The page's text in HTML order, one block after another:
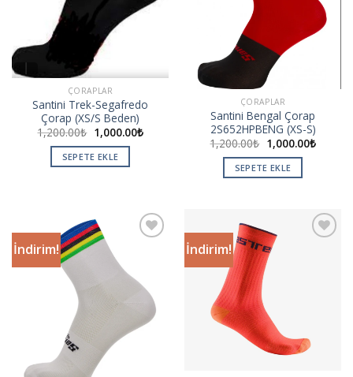
ÇORAPLAR
Santini Trek-Segafredo
Çorap (XS/S Beden)
1,200.00₺ 1,000.00₺
SEPETE EKLE
ÇORAPLAR
Santini Bengal Çorap
2S652HPBENG (XS-S)
1,200.00₺ 1,000.00₺
SEPETE EKLE
İndirim! İndirim!